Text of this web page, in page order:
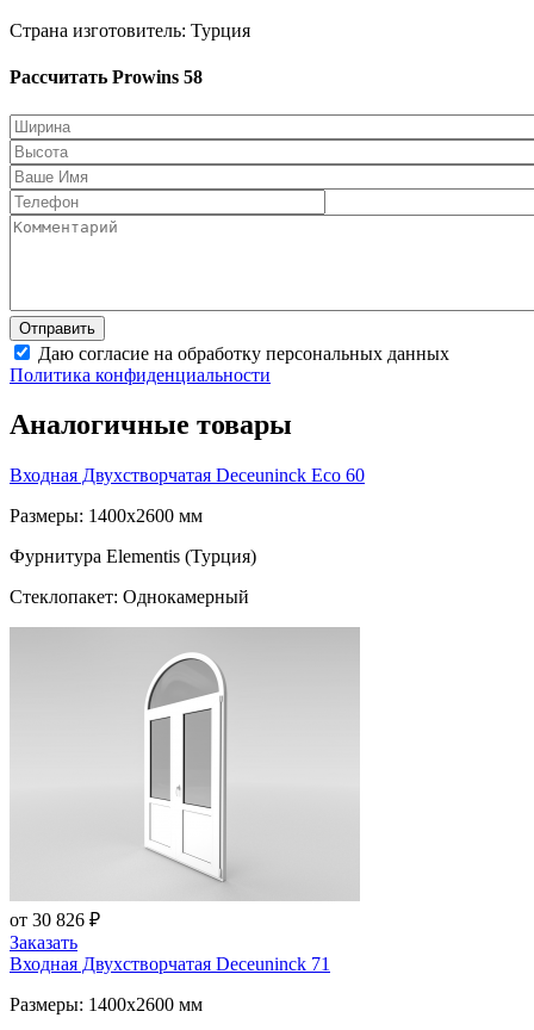
Страна изготовитель: Турция
Рассчитать Prowins 58
Даю согласие на обработку персональных данных
Политика конфиденциальности
Аналогичные товары
Входная Двухстворчатая Deceuninck Eco 60
Размеры: 1400x2600 мм
Фурнитура Elementis (Турция)
Стеклопакет: Однокамерный
от 30 826 ₽
Заказать
Входная Двухстворчатая Deceuninck 71
Размеры: 1400x2600 мм